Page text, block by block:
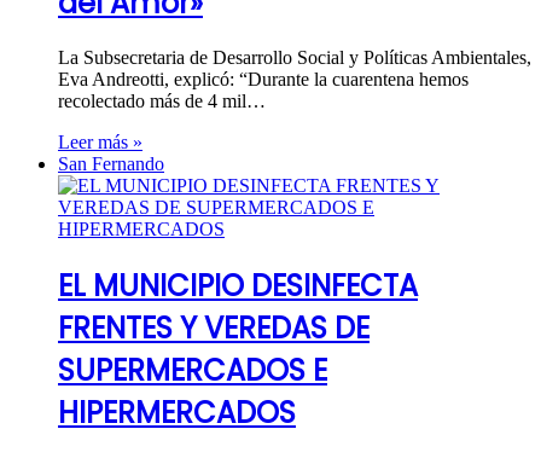
La Subsecretaria de Desarrollo Social y Políticas Ambientales,
Eva Andreotti, explicó: “Durante la cuarentena hemos
recolectado más de 4 mil…
Leer más »
San Fernando
EL MUNICIPIO DESINFECTA
FRENTES Y VEREDAS DE
SUPERMERCADOS E
HIPERMERCADOS